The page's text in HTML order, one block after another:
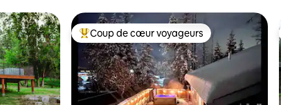
Coups de cœur voyageurs les plus appréciés
Coup de cœur voyageurs